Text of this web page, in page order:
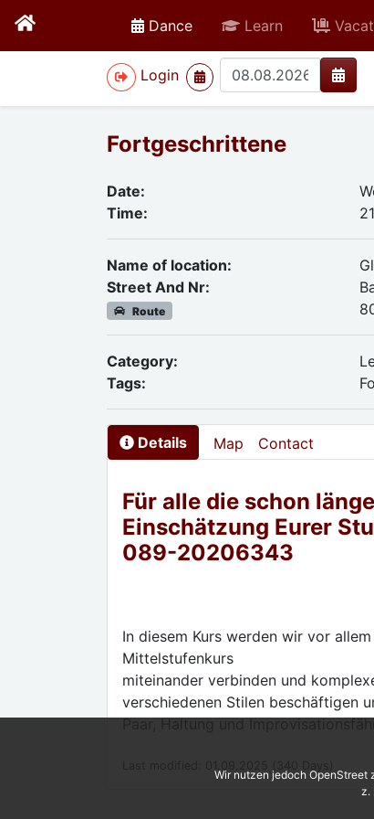
Danceactive Learn
Login
>
Fortgeschrittene
Date:
Time:
Name of location:
Street And Nr:
Route
Category:
Tags:
Details Map Contact
Für alle die schon
Einschätzung Eurer
089-20206343
In diesem Kurs werden wir vor
Mittelstufenkurs
miteinander verbinden und
verschiedenen Stilen beschäftigen
Wir nutzen jedoch OpenStreet
z.